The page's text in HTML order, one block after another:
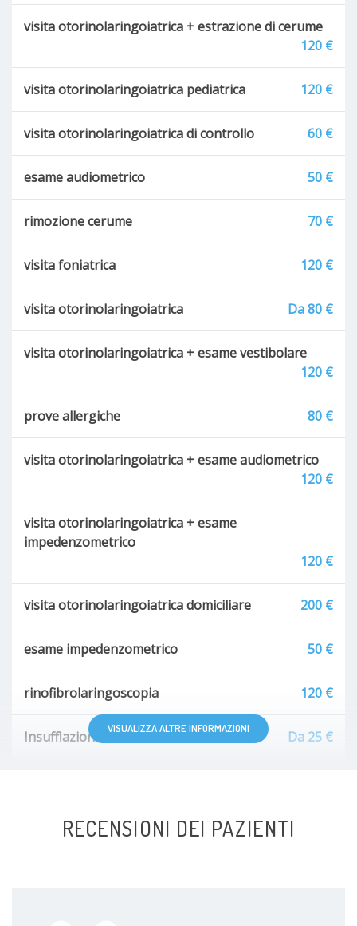
visita otorinolaringoiatrica + estrazione di cerume
120 €
visita otorinolaringoiatrica pediatrica 120 €
visita otorinolaringoiatrica di controllo 60 €
esame audiometrico 50 €
rimozione cerume 70 €
visita foniatrica 120 €
visita otorinolaringoiatrica Da 80 €
visita otorinolaringoiatrica + esame vestibolare
120 €
prove allergiche 80 €
visita otorinolaringoiatrica + esame audiometrico
120 €
visita otorinolaringoiatrica + esame
impedenzometrico
120 €
visita otorinolaringoiatrica domiciliare 200 €
esame impedenzometrico 50 €
rinofibrolaringoscopia 120 €
Insufflazione Da 25 €
VISUALIZZA ALTRE INFORMAZIONI
RECENSIONI DEI PAZIENTI